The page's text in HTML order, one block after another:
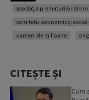
asociația prematurilor din
comitetul economic și social
oameni de milioane
ong
CITEȘTE ȘI
Cum